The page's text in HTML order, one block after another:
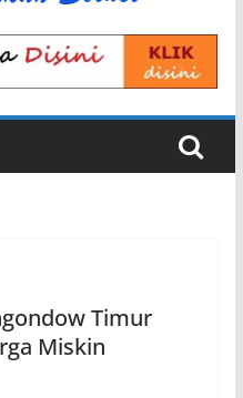
Timur
Miskin